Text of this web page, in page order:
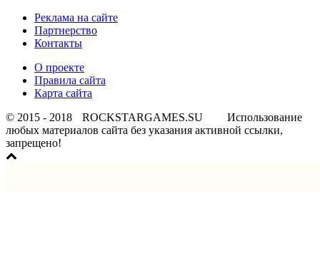
Реклама на сайте
Партнерство
Контакты
О проекте
Правила сайта
Карта сайта
© 2015 - 2018
ROCKSTARGAMES.SU
Использование
любых материалов сайта без указания активной ссылки,
запрещено!